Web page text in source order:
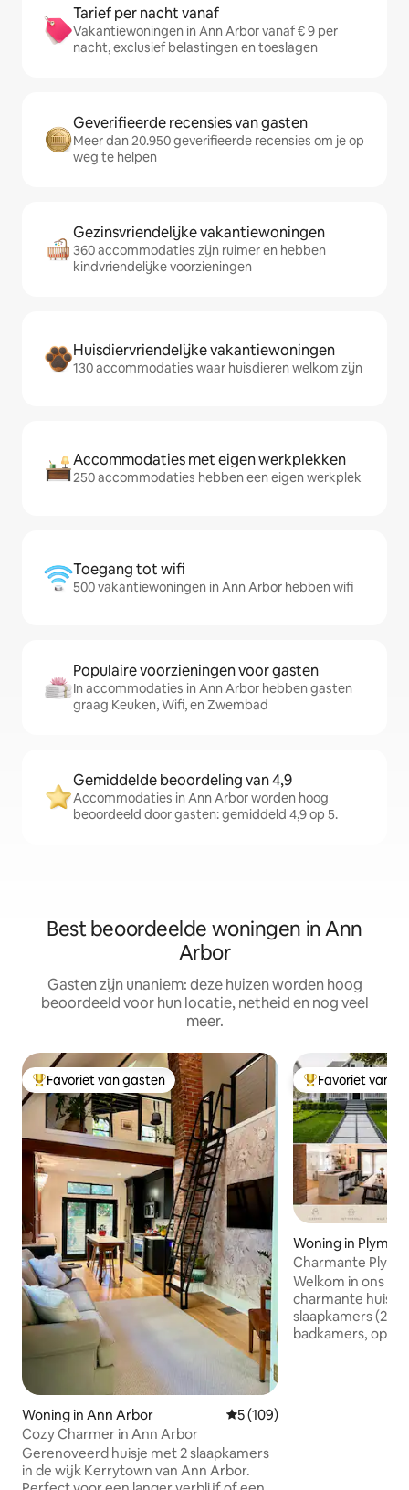
Tarief per nacht vanaf
Vakantiewoningen in Ann Arbor vanaf € 9 per
nacht, exclusief belastingen en toeslagen
Geverifieerde recensies van gasten
Meer dan 20.950 geverifieerde recensies om je op
weg te helpen
Gezinsvriendelijke vakantiewoningen
360 accommodaties zijn ruimer en hebben
kindvriendelijke voorzieningen
Huisdiervriendelijke vakantiewoningen
130 accommodaties waar huisdieren welkom zijn
Accommodaties met eigen werkplekken
250 accommodaties hebben een eigen werkplek
Toegang tot wifi
500 vakantiewoningen in Ann Arbor hebben wifi
Populaire voorzieningen voor gasten
In accommodaties in Ann Arbor hebben gasten
graag Keuken, Wifi, en Zwembad
Gemiddelde beoordeling van 4,9
Accommodaties in Ann Arbor worden hoog
beoordeeld door gasten: gemiddeld 4,9 op 5.
Best beoordeelde woningen in Ann
Arbor
Gasten zijn unaniem: deze huizen worden hoog
beoordeeld voor hun locatie, netheid en nog veel
meer.
Topfavoriet van gasten
Favoriet van gasten
Woning in Ann Arbor Gemiddelde beoordeling
5 (109)
Cozy Charmer in Ann Arbor
Gerenoveerd huisje met 2 slaapkamers
in de wijk Kerrytown van Ann Arbor.
Topfavoriet van
Favoriet van
Woning in
Charmante
bubbelbad •
Welkom in ons
charmante huis
slaapkamers (2
badkamers, op